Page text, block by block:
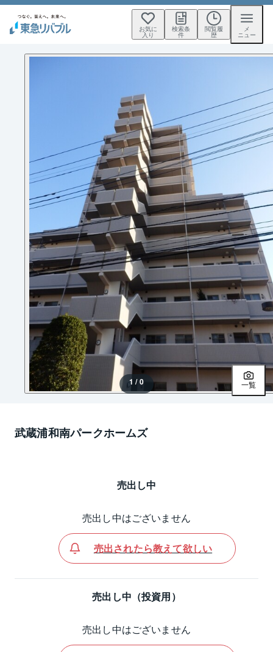
お気に
入り
検索条
件
閲覧履
歴
メ
ニュー
1 / 0 一覧
武蔵浦和南パークホームズ
売出し中
売出し中はございません
売出されたら教えて欲しい
売出し中（投資用）
売出し中はございません